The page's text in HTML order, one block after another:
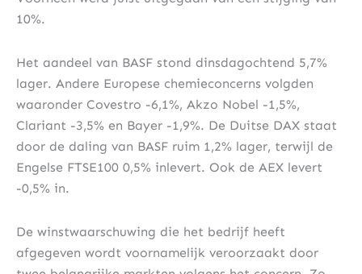
10%.
Het aandeel van BASF stond dinsdagochtend 5,7%
lager. Andere Europese chemieconcerns volgden
waaronder Covestro -6,1%, Akzo Nobel -1,5%,
Clariant -3,5% en Bayer -1,9%. De Duitse DAX staat
door de daling van BASF ruim 1,2% lager, terwijl de
Engelse FTSE100 0,5% inlevert. Ook de AEX levert
-0,5% in.
De winstwaarschuwing die het bedrijf heeft
afgegeven wordt voornamelijk veroorzaakt door